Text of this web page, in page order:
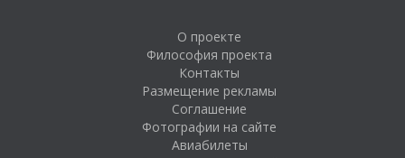
О проекте
Философия проекта
Контакты
Размещение рекламы
Соглашение
Фотографии на сайте
Авиабилеты